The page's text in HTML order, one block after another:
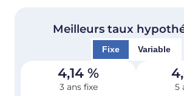
Meilleurs taux
Fixe Variable
4,14 %
3 ans fixe 5